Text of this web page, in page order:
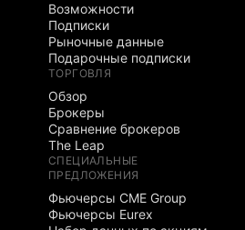
Возможности
Подписки
Рыночные данные
Подарочные подписки
ТОРГОВЛЯ
Обзор
Брокеры
Сравнение брокеров
The Leap
СПЕЦИАЛЬНЫЕ
ПРЕДЛОЖЕНИЯ
Фьючерсы CME Group
Фьючерсы Eurex